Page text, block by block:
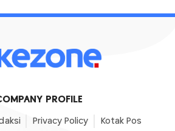
PROFILE
Privacy Policy Kotak Pos